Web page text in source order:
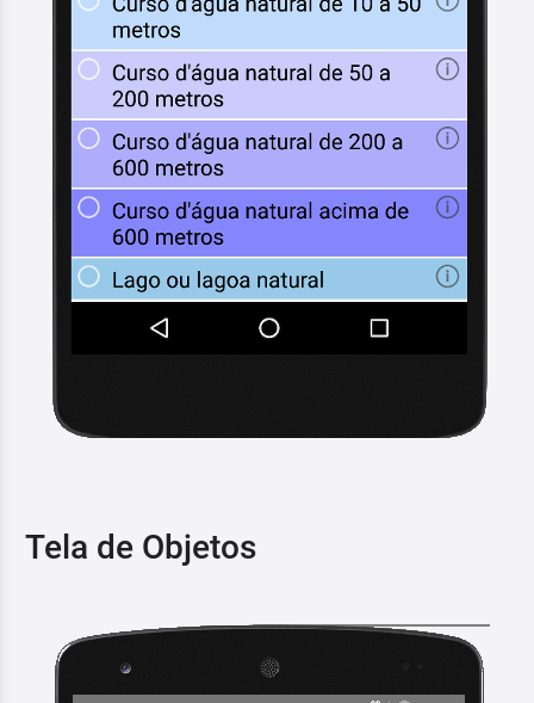
Tela de Objetos